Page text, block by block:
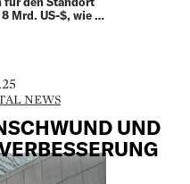
Mrd. US-$, wie …
NEWS
UND